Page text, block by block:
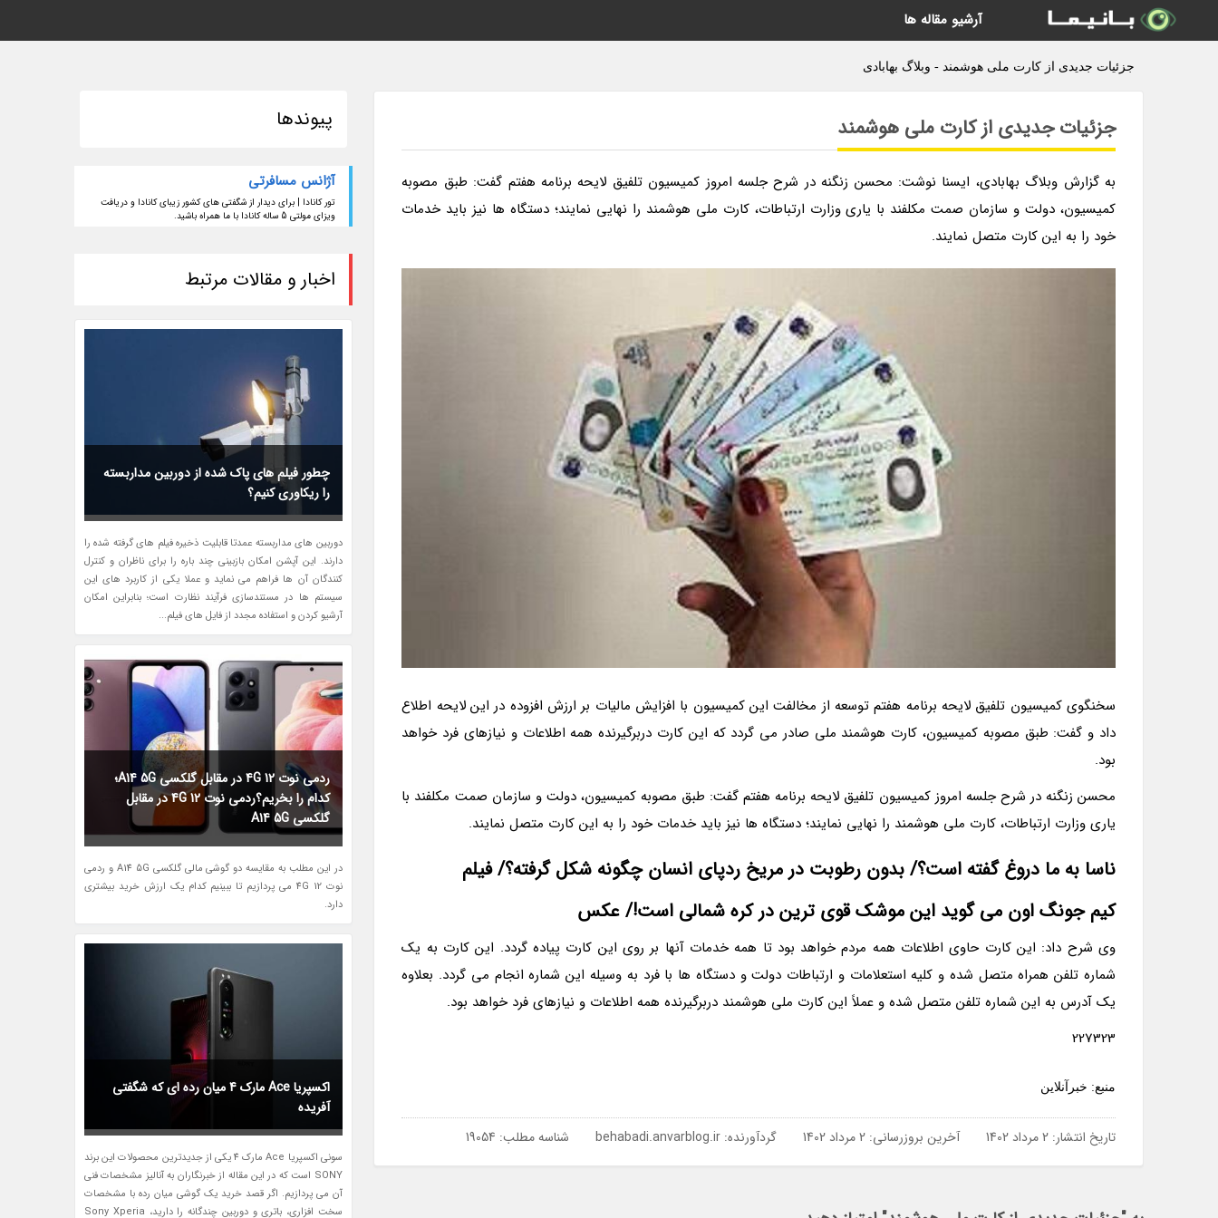
جزئیات جدیدی از کارت ملی هوشمند - وبلاگ بهابادی
جزئیات جدیدی از کارت ملی هوشمند
به گزارش وبلاگ بهابادی، ایسنا نوشت: محسن زنگنه در شرح جلسه امروز کمیسیون تلفیق لایحه برنامه هفتم گفت: طبق مصوبه
کمیسیون، دولت و سازمان صمت مکلفند با یاری وزارت ارتباطات، کارت ملی هوشمند را نهایی نمایند؛ دستگاه ها نیز باید خدمات
خود را به این کارت متصل نمایند.
سخنگوی کمیسیون تلفیق لایحه برنامه هفتم توسعه از مخالفت این کمیسیون با افزایش مالیات بر ارزش افزوده در این لایحه اطلاع
داد و گفت: طبق مصوبه کمیسیون، کارت هوشمند ملی صادر می گردد که این کارت دربرگیرنده همه اطلاعات و نیازهای فرد خواهد
بود.
محسن زنگنه در شرح جلسه امروز کمیسیون تلفیق لایحه برنامه هفتم گفت: طبق مصوبه کمیسیون، دولت و سازمان صمت مکلفند با
یاری وزارت ارتباطات، کارت ملی هوشمند را نهایی نمایند؛ دستگاه ها نیز باید خدمات خود را به این کارت متصل نمایند.
ناسا به ما دروغ گفته است؟/ بدون رطوبت در مریخ ردپای انسان چگونه شکل گرفته؟/ فیلم
کیم جونگ اون می گوید این موشک قوی ترین در کره شمالی است!/ عکس
وی شرح داد: این کارت حاوی اطلاعات همه مردم خواهد بود تا همه خدمات آنها بر روی این کارت پیاده گردد. این کارت به یک
شماره تلفن همراه متصل شده و کلیه استعلامات و ارتباطات دولت و دستگاه ها با فرد به وسیله این شماره انجام می گردد. بعلاوه
یک آدرس به این شماره تلفن متصل شده و عملاً این کارت ملی هوشمند دربرگیرنده همه اطلاعات و نیازهای فرد خواهد بود.
227323
منبع: خبرآنلاین
تاریخ انتشار: 2 مرداد 1402 آخرین بروزرسانی: 2 مرداد 1402 گردآورنده: behabadi.anvarblog.ir شناسه مطلب: 19054
پیوندها
آژانس مسافرتی
تور کانادا | برای دیدار از شگفتی های کشور زیبای کانادا و دریافت
ویزای مولتی 5 ساله کانادا با ما همراه باشید.
اخبار و مقالات مرتبط
چطور فیلم های پاک شده از دوربین مداربسته
را ریکاوری کنیم؟
دوربین های مداربسته عمدتا قابلیت ذخیره فیلم های گرفته شده را
دارند. این آپشن امکان بازبینی چند باره را برای ناظران و کنترل
کنندگان آن ها فراهم می نماید و عملا یکی از کاربرد های این
سیستم ها در مستندسازی فرآیند نظارت است؛ بنابراین امکان
آرشیو کردن و استفاده مجدد از فایل های فیلم...
ردمی نوت 12 4G در مقابل گلکسی A14 5G؛
کدام را بخریم؟ردمی نوت 12 4G در مقابل
گلکسی A14 5G
در این مطلب به مقایسه دو گوشی مالی گلکسی A14 5G و ردمی
نوت 12 4G می پردازیم تا ببینیم کدام یک ارزش خرید بیشتری
دارد.
اکسپریا Ace مارک 4 میان رده ای که شگفتی
آفریده
سونی اکسپریا Ace مارک 4 یکی از جدیدترین محصولات این برند
SONY است که در این مقاله از خبرنگاران به آنالیز مشخصات فنی
آن می پردازیم. اگر قصد خرید یک گوشی میان رده با مشخصات
سخت افزاری، باتری و دوربین چندگانه را دارید، Sony Xperia
آرشیو مقاله ها